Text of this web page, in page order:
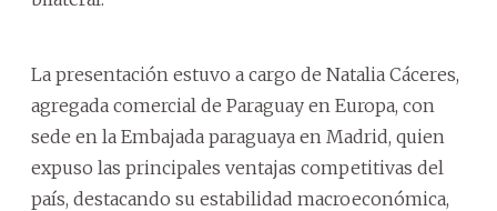
La presentación estuvo a cargo de Natalia Cáceres,
agregada comercial de Paraguay en Europa, con
sede en la Embajada paraguaya en Madrid, quien
expuso las principales ventajas competitivas del
país, destacando su estabilidad macroeconómica,